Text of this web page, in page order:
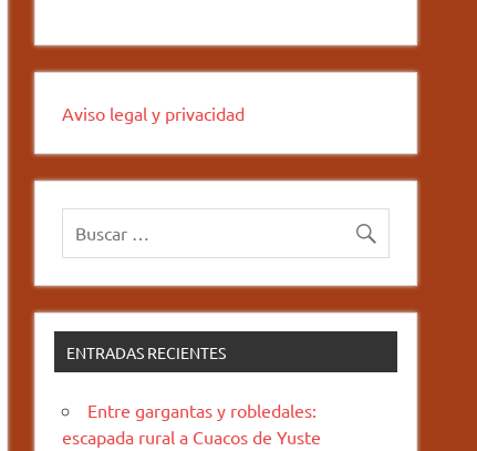
Aviso legal y privacidad
ENTRADAS RECIENTES
Entre gargantas y robledales:
escapada rural a Cuacos de Yuste